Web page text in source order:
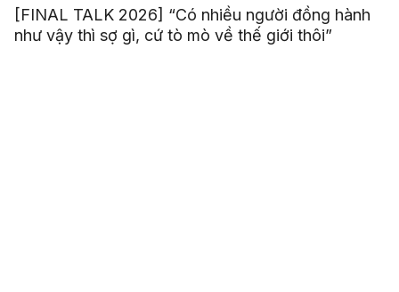
[FINAL TALK 2026] “Có nhiều người đồng hành
như vậy thì sợ gì, cứ tò mò về thế giới thôi”